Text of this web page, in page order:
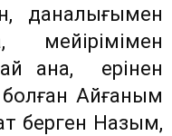
даналығымен
мейірімімен
ана, ерінен
Айғаным
берген Назым,